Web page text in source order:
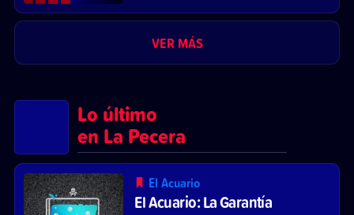
VER MÁS
Lo último
en La Pecera
El Acuario
El Acuario: La Garantía